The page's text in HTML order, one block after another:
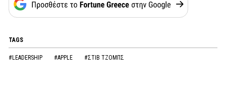
TAGS
#LEADERSHIP #APPLE #ΣΤΙΒ ΤΖΟΜΠΣ